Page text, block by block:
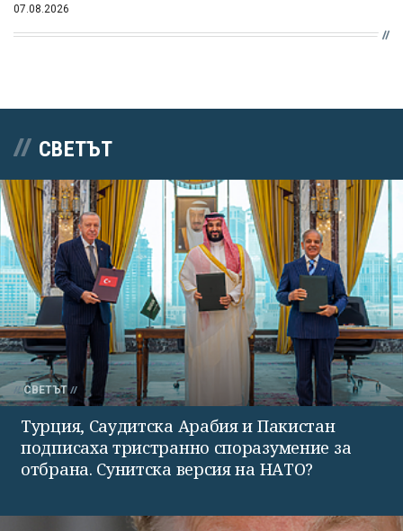
07.08.2026
СВЕТЪТ
СВЕТЪТ
Турция, Саудитска Арабия и Пакистан
подписаха тристранно споразумение за
отбрана. Сунитска версия на НАТО?